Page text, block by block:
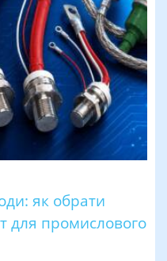
як обрати
для промислового